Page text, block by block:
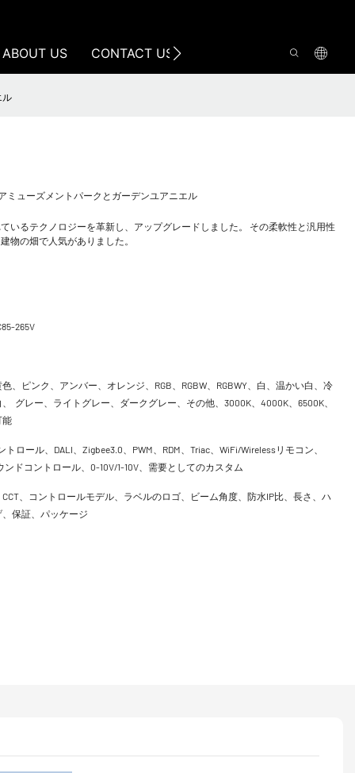
ABOUT US CONTACT US
ル
ミューズメントパークとガーデンユアニエル
いるテクノロジーを革新し、アップグレードしました。 その柔軟性と汎用性
物の畑で人気がありました。
265V
、ピンク、アンバー、オレンジ、RGB、RGBW、RGBWY、白、温かい白、冷
グレー、ライトグレー、ダークグレー、その他、3000K、4000K、6500K、
能
トロール、DALI、Zigbee3.0、PWM、RDM、Triac、WiFi/Wirelessリモコン、
ンドコントロール、0-10V/1-10V、需要としてのカスタム
、コントロールモデル、ラベルのロゴ、ビーム角度、防水IP比、長さ、ハ
保証、パッケージ